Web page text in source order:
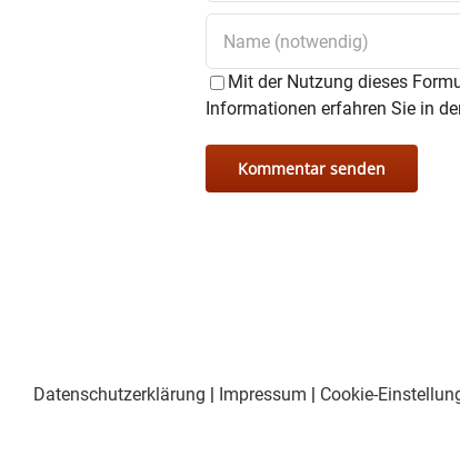
Mit der Nutzung dieses
Informationen erfahren Sie in
Datenschutzerklärung | Impressum | Cookie-